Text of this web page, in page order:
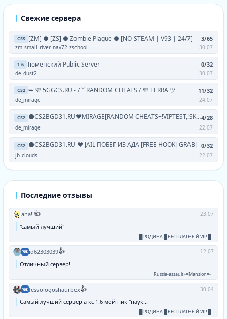
Свежие сервера
CSS [ZM] ● [ZS] ● Zombie Plague ● [NO-STEAM | V93 | 24/7] 3/65
zm_small_river_nav72_zschool 30.07
1.6 Тюменский Public Server 0/32
de_dust2 30.07
CS2 ➥ 💜 5GGCS.RU - / ᛉ RANDOM CHEATS / 💜 TERRA ツ 11/32
de_mirage 24.07
CS2 ⚫CS2BGD31.RU❤MIRAGE[RANDOM CHEATS+!VIPTEST,!SKINS]4/28
de_mirage 22.07
CS2 ⚫CS2BGD31.RU ❤ JAIL ПОБЕГ ИЗ АДА [FREE HOOK|GRAB| 0/32
jb_clouds 22.07
Последние отзывы
aha!!👍 23.07
"самый лучший"
█ РОДИНА █ БЕСПЛАТНЫЙ VIP █
id62303039👍 12.07
Отличный сервер!
Russia-assault -=Mansion=-
fesvologoshaurbex👍 30.04
Самый лучший сервер а кс 1.6 мой ник "паук...
█ РОДИНА █ БЕСПЛАТНЫЙ VIP █